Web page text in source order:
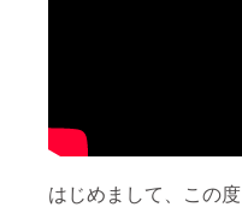
はじめまして、この度